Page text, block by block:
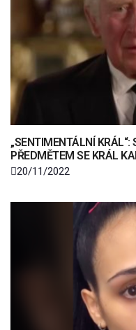
„SENTIMENTÁLNÍ
PŘEDMĚTEM SE KRÁL
20/11/2022